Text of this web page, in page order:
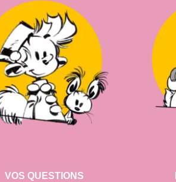
VOS QUESTIONS